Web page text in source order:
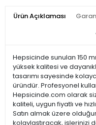
Ürün Açıklaması
Hepsicinde sunulan 150
yüksek kalitesi ve
tasarımı sayesinde
üründür. Profesyonel
Hepsicinde.com olarak
kaliteli, uygun fiyatlı ve
Satın almak üzere
kolaylaştıracak, işlerinizi